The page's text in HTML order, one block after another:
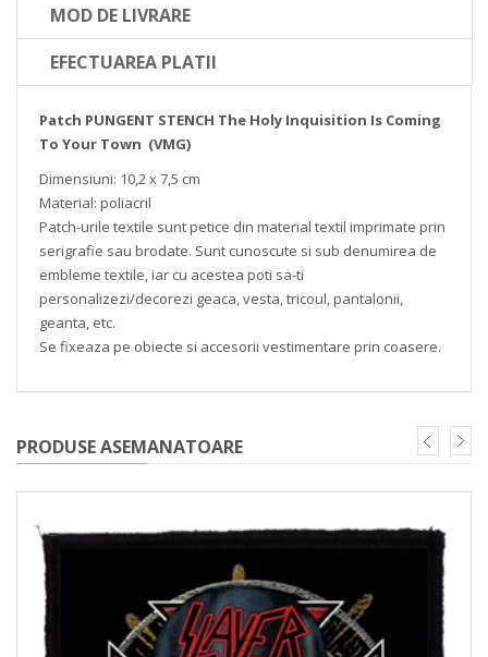
MOD DE LIVRARE
EFECTUAREA PLATII
Patch PUNGENT STENCH The Holy Inquisition Is Coming
To Your Town (VMG)
Dimensiuni: 10,2 x 7,5 cm
Material: poliacril
Patch-urile textile sunt petice din material textil imprimate prin
serigrafie sau brodate. Sunt cunoscute si sub denumirea de
embleme textile, iar cu acestea poti sa-ti
personalizezi/decorezi geaca, vesta, tricoul, pantalonii,
geanta, etc.
Se fixeaza pe obiecte si accesorii vestimentare prin coasere.
PRODUSE ASEMANATOARE